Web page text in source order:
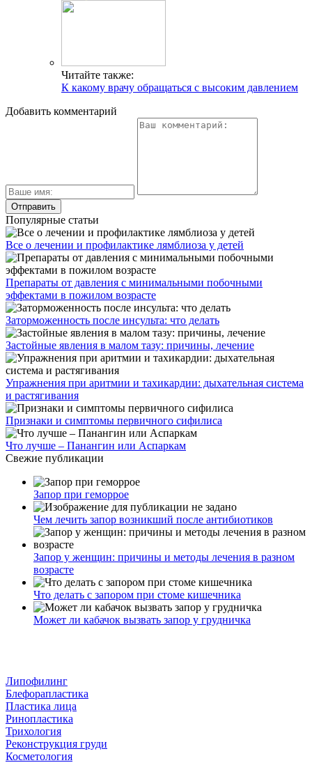
Читайте также:
К какому врачу обращаться с высоким давлением
Добавить комментарий
Популярные статьи
Все о лечении и профилактике лямблиоза у детей
Препараты от давления с минимальными побочными
эффектами в пожилом возрасте
Заторможенность после инсульта: что делать
Застойные явления в малом тазу: причины, лечение
Упражнения при аритмии и тахикардии: дыхательная система
и растягивания
Признаки и симптомы первичного сифилиса
Что лучше – Панангин или Аспаркам
Свежие публикации
Запор при геморрое
Чем лечить запор возникший после антибиотиков
Запор у женщин: причины и методы лечения в разном
возрасте
Что делать с запором при стоме кишечника
Может ли кабачок вызвать запор у грудничка
Липофилинг
Блефорапластика
Пластика лица
Ринопластика
Трихология
Реконструкция груди
Косметология